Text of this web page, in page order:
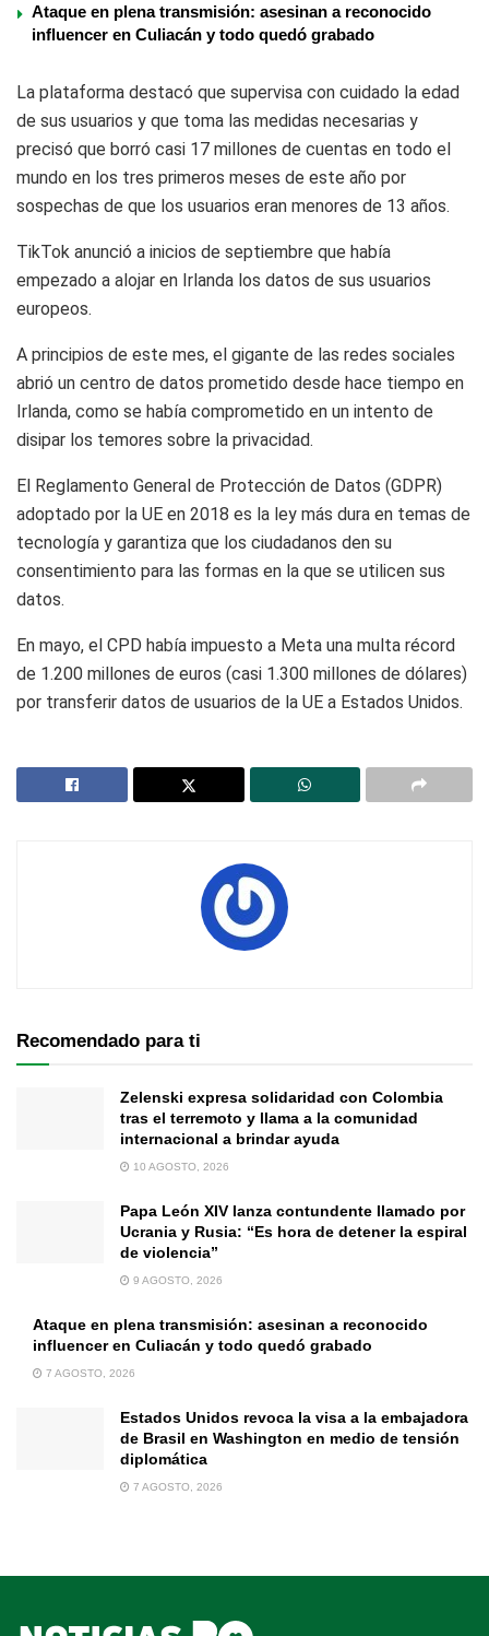
Ataque en plena transmisión: asesinan a reconocido
influencer en Culiacán y todo quedó grabado
La plataforma destacó que supervisa con cuidado la edad
de sus usuarios y que toma las medidas necesarias y
precisó que borró casi 17 millones de cuentas en todo el
mundo en los tres primeros meses de este año por
sospechas de que los usuarios eran menores de 13 años.
TikTok anunció a inicios de septiembre que había
empezado a alojar en Irlanda los datos de sus usuarios
europeos.
A principios de este mes, el gigante de las redes sociales
abrió un centro de datos prometido desde hace tiempo en
Irlanda, como se había comprometido en un intento de
disipar los temores sobre la privacidad.
El Reglamento General de Protección de Datos (GDPR)
adoptado por la UE en 2018 es la ley más dura en temas de
tecnología y garantiza que los ciudadanos den su
consentimiento para las formas en la que se utilicen sus
datos.
En mayo, el CPD había impuesto a Meta una multa récord
de 1.200 millones de euros (casi 1.300 millones de dólares)
por transferir datos de usuarios de la UE a Estados Unidos.
Recomendado para ti
Zelenski expresa solidaridad con Colombia
tras el terremoto y llama a la comunidad
internacional a brindar ayuda
10 AGOSTO, 2026
Papa León XIV lanza contundente llamado por
Ucrania y Rusia: “Es hora de detener la espiral
de violencia”
9 AGOSTO, 2026
Ataque en plena transmisión: asesinan a reconocido
influencer en Culiacán y todo quedó grabado
7 AGOSTO, 2026
Estados Unidos revoca la visa a la embajadora
de Brasil en Washington en medio de tensión
diplomática
7 AGOSTO, 2026